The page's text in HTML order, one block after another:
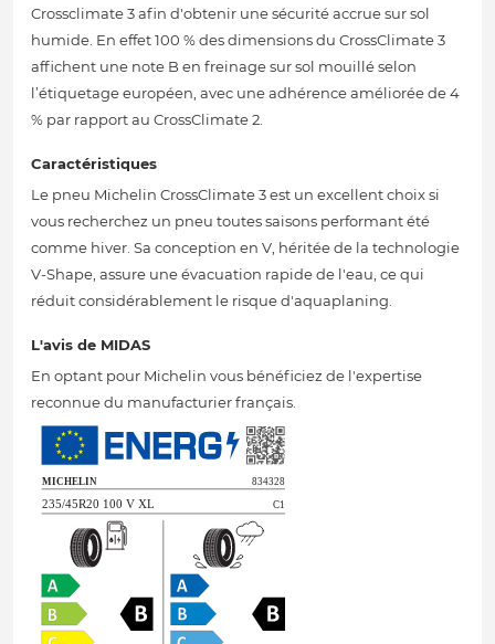
Crossclimate 3 afin d'obtenir une sécurité accrue sur sol
humide. En effet 100 % des dimensions du CrossClimate 3
affichent une note B en freinage sur sol mouillé selon
l’étiquetage européen, avec une adhérence améliorée de 4
% par rapport au CrossClimate 2.
Caractéristiques
Le pneu Michelin CrossClimate 3 est un excellent choix si
vous recherchez un pneu toutes saisons performant été
comme hiver. Sa conception en V, héritée de la technologie
V-Shape, assure une évacuation rapide de l'eau, ce qui
réduit considérablement le risque d'aquaplaning.
L'avis de MIDAS
En optant pour Michelin vous bénéficiez de l'expertise
reconnue du manufacturier français.